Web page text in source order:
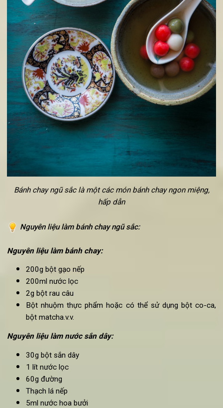
Bánh chay ngũ sắc là một các món bánh chay ngon miệng,
Nguyên liệu làm bánh chay ngũ sắc:
Nguyên liệu làm bánh chay: